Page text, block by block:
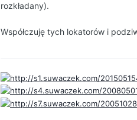
rozkładany).
Współczuję tych lokatorów i